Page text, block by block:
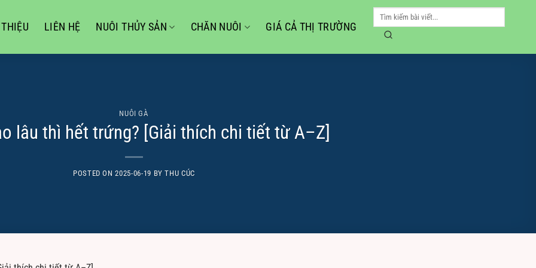
LIÊN HỆ NUÔI THỦY SẢN CHĂN NUÔI GIÁ CẢ THỊ TRƯỜNG
NUÔI GÀ
lâu thì hết trứng? [Giải thích chi tiết từ A–Z]
POSTED ON2025-06-19 BYTHU CÚC